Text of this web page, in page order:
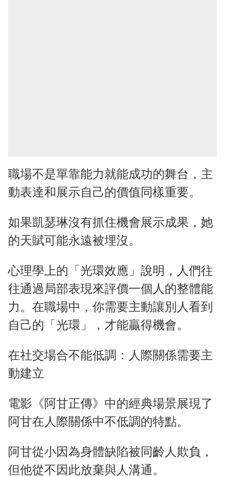
職場不是單靠能力就能成功的舞台，主
動表達和展示自己的價值同樣重要。
如果凱瑟琳沒有抓住機會展示成果，她
的天賦可能永遠被埋沒。
心理學上的「光環效應」說明，人們往
往通過局部表現來評價一個人的整體能
力。在職場中，你需要主動讓別人看到
自己的「光環」，才能贏得機會。
在社交場合不能低調：人際關係需要主
動建立
電影《阿甘正傳》中的經典場景展現了
阿甘在人際關係中不低調的特點。
阿甘從小因為身體缺陷被同齡人欺負，
但他從不因此放棄與人溝通。